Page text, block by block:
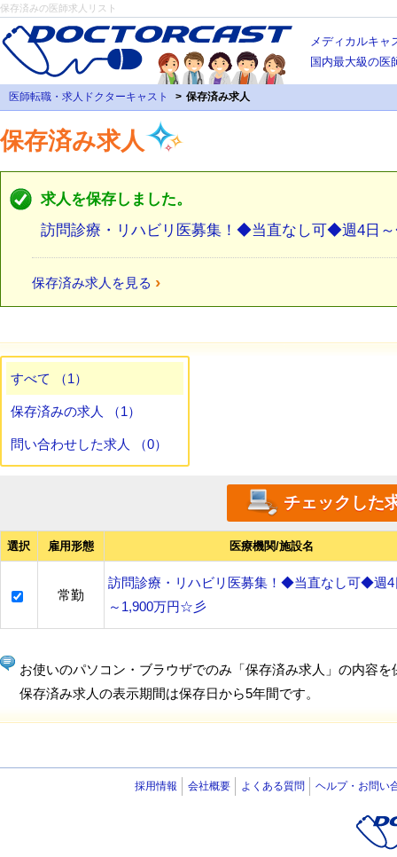
保存済みの医師求人リスト
メディカルキャ
国内最大級の医
医師転職・求人ドクターキャスト 保存済み求人
保存済み求人
求人を保存しました。
訪問診療・リハビリ医募集！◆当直なし可◆週4日
保存済み求人を見る ›
すべて （1）
保存済みの求人 （1）
問い合わせした求人 （0）
選択 雇用形態 医療機関/施設名
常勤
訪問診療・リハビリ医募集！◆当直なし可◆週
～1,900万円☆彡
お使いのパソコン・ブラウザでのみ「保存済み求人」の内容を
保存済み求人の表示期間は保存日から5年間です。
採用情報 会社概要 よくある質問 ヘルプ・お問い